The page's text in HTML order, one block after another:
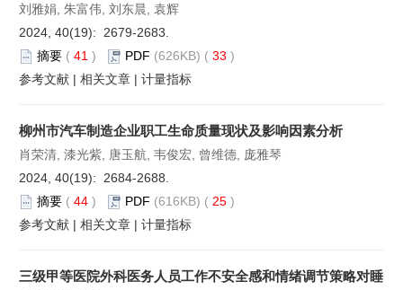
刘雅娟, 朱富伟, 刘东晨, 袁辉
2024, 40(19): 2679-2683.
摘要 ( 41 ) PDF (626KB) ( 33 )
参考文献 | 相关文章 | 计量指标
柳州市汽车制造企业职工生命质量现状及影响因素分析
肖荣清, 漆光紫, 唐玉航, 韦俊宏, 曾维德, 庞雅琴
2024, 40(19): 2684-2688.
摘要 ( 44 ) PDF (616KB) ( 25 )
参考文献 | 相关文章 | 计量指标
三级甲等医院外科医务人员工作不安全感和情绪调节策略对睡